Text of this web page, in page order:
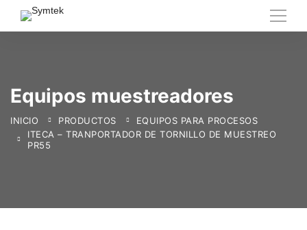
Equipos muestreadores
INICIO PRODUCTOS
EQUIPOS PARA PROCESOS
ITECA – TRANPORTADOR DE TORNILLO DE MUESTREO
PR55